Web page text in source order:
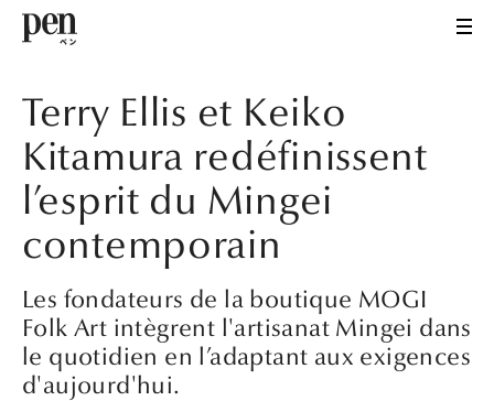
Terry Ellis et Keiko
Kitamura redéfinissent
l’esprit du Mingei
contemporain
Les fondateurs de la boutique MOGI
Folk Art intègrent l'artisanat Mingei dans
le quotidien en l’adaptant aux exigences
d'aujourd'hui.